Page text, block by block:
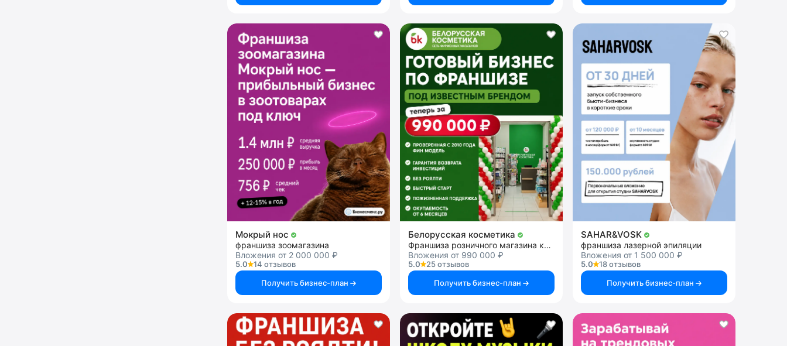
Мокрый нос
франшиза зоомагазина
Вложения от 2 000 000 ₽
5.0
14 отзывов
Получить бизнес-план
Белорусская косметика
Франшиза розничного магазина косметики
Вложения от 990 000 ₽
5.0
25 отзывов
Получить бизнес-план
SAHAR&VOSK
франшиза лазерной эпиляции
Вложения от 1 500 000 ₽
5.0
18 отзывов
Получить бизнес-план